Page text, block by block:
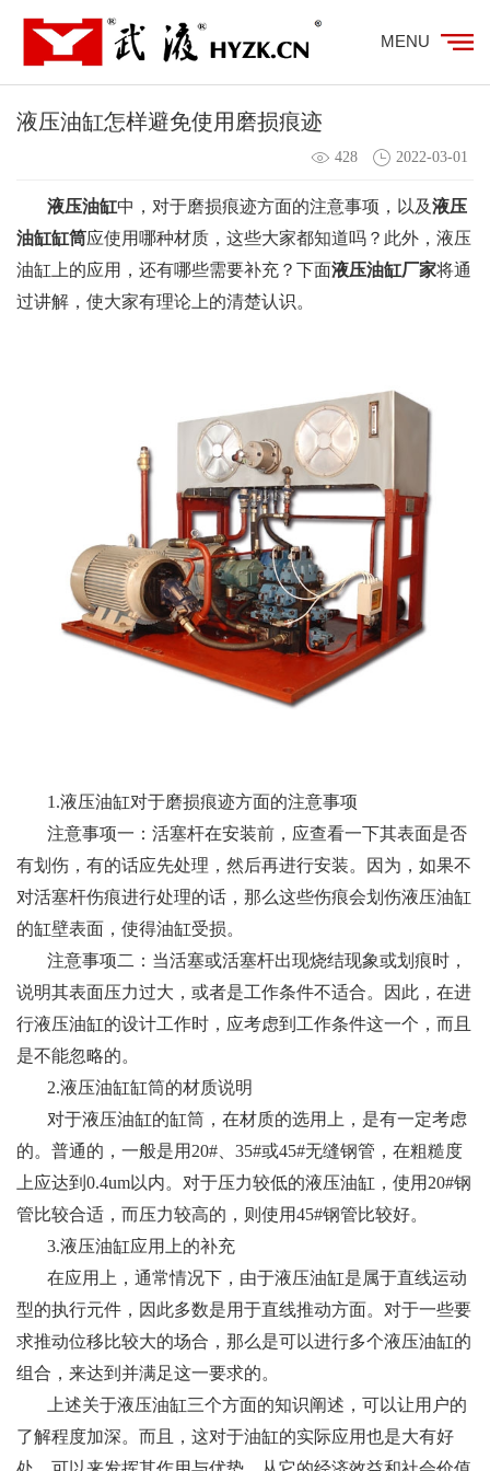
MENU
液压油缸怎样避免使用磨损痕迹
428 2022-03-01
液压油缸中，对于磨损痕迹方面的注意事项，以及液压
油缸缸筒应使用哪种材质，这些大家都知道吗？此外，液压
油缸上的应用，还有哪些需要补充？下面液压油缸厂家将通
过讲解，使大家有理论上的清楚认识。
1.液压油缸对于磨损痕迹方面的注意事项
注意事项一：活塞杆在安装前，应查看一下其表面是否
有划伤，有的话应先处理，然后再进行安装。因为，如果不
对活塞杆伤痕进行处理的话，那么这些伤痕会划伤液压油缸
的缸壁表面，使得油缸受损。
注意事项二：当活塞或活塞杆出现烧结现象或划痕时，
说明其表面压力过大，或者是工作条件不适合。因此，在进
行液压油缸的设计工作时，应考虑到工作条件这一个，而且
是不能忽略的。
2.液压油缸缸筒的材质说明
对于液压油缸的缸筒，在材质的选用上，是有一定考虑
的。普通的，一般是用20#、35#或45#无缝钢管，在粗糙度
上应达到0.4um以内。对于压力较低的液压油缸，使用20#钢
管比较合适，而压力较高的，则使用45#钢管比较好。
3.液压油缸应用上的补充
在应用上，通常情况下，由于液压油缸是属于直线运动
型的执行元件，因此多数是用于直线推动方面。对于一些要
求推动位移比较大的场合，那么是可以进行多个液压油缸的
组合，来达到并满足这一要求的。
上述关于液压油缸三个方面的知识阐述，可以让用户的
了解程度加深。而且，这对于油缸的实际应用也是大有好